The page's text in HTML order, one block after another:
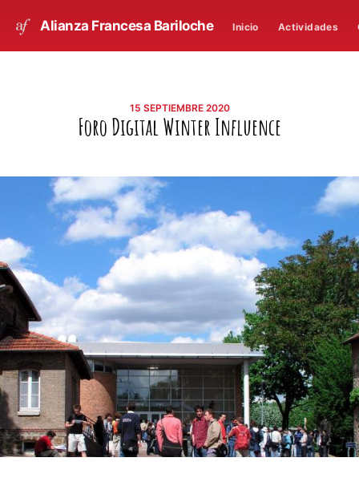
Alianza Francesa Bariloche Inicio Actividades
15 SEPTIEMBRE 2020
Foro Digital Winter Influence